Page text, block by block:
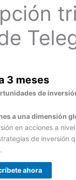
3 meses
de
a una dimensión
en acciones a
de inversión
ahora